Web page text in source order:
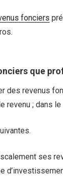
fonciers
que
des revenus
; dans
ses